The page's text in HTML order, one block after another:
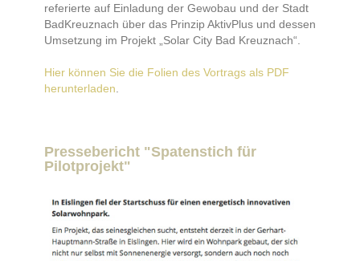
referierte auf Einladung der Gewobau und der Stadt
BadKreuznach über das Prinzip AktivPlus und dessen
Umsetzung im Projekt „Solar City Bad Kreuznach“.
Hier können Sie die Folien des Vortrags als PDF
herunterladen.
Pressebericht "Spatenstich für
Pilotprojekt"